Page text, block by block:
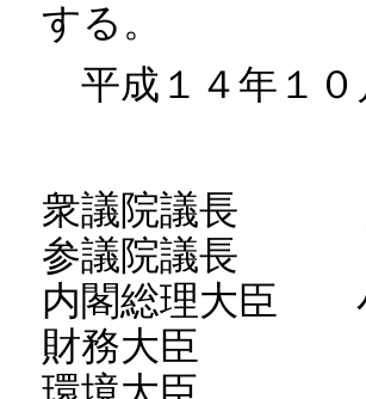
する。
平成１４年１０
衆議院議長
参議院議長
内閣総理大臣
財務大臣